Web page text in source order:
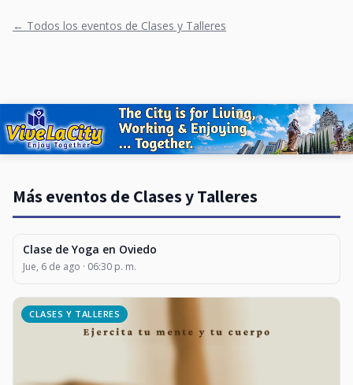
← Todos los eventos de Clases y Talleres
Más eventos de Clases y Talleres
CLASES Y TALLERES
Clase de Yoga en Oviedo
Jue, 6 de ago · 06:30 p. m.
CLASES Y TALLERES